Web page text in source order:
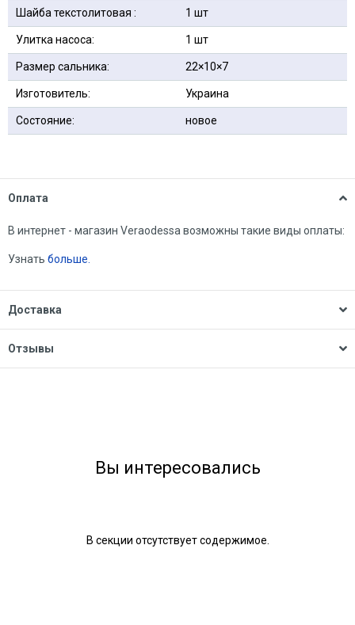
Шайба текстолитовая : 1 шт
Улитка насоса: 1 шт
Размер сальника: 22×10×7
Изготовитель: Украина
Состояние: новое
Оплата
В интернет - магазин Veraodessa возможны такие виды оплаты:
Узнать больше.
Доставка
Отзывы
Вы интересовались
В секции отсутствует содержимое.